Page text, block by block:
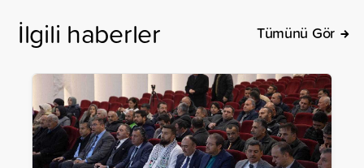
İlgili haberler Tümünü Gör